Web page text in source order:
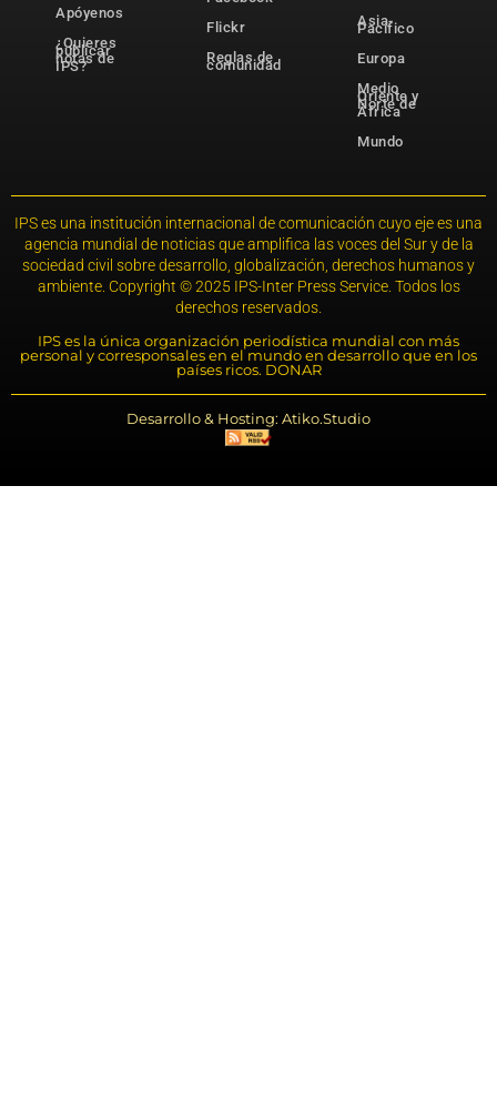
Apóyenos
¿Quieres
publicar
notas de
IPS?
Flickr
Reglas de
comunidad
Asia-
Pacífico
Europa
Medio
Oriente y
Norte de
África
Mundo
IPS es una institución internacional de comunicación cuyo eje es una
agencia mundial de noticias que amplifica las voces del Sur y de la
sociedad civil sobre desarrollo, globalización, derechos humanos y
ambiente. Copyright © 2025 IPS-Inter Press Service. Todos los
derechos reservados.
IPS es la única organización periodística mundial con más
personal y corresponsales en el mundo en desarrollo que en los
países ricos. DONAR
Desarrollo & Hosting: Atiko.Studio